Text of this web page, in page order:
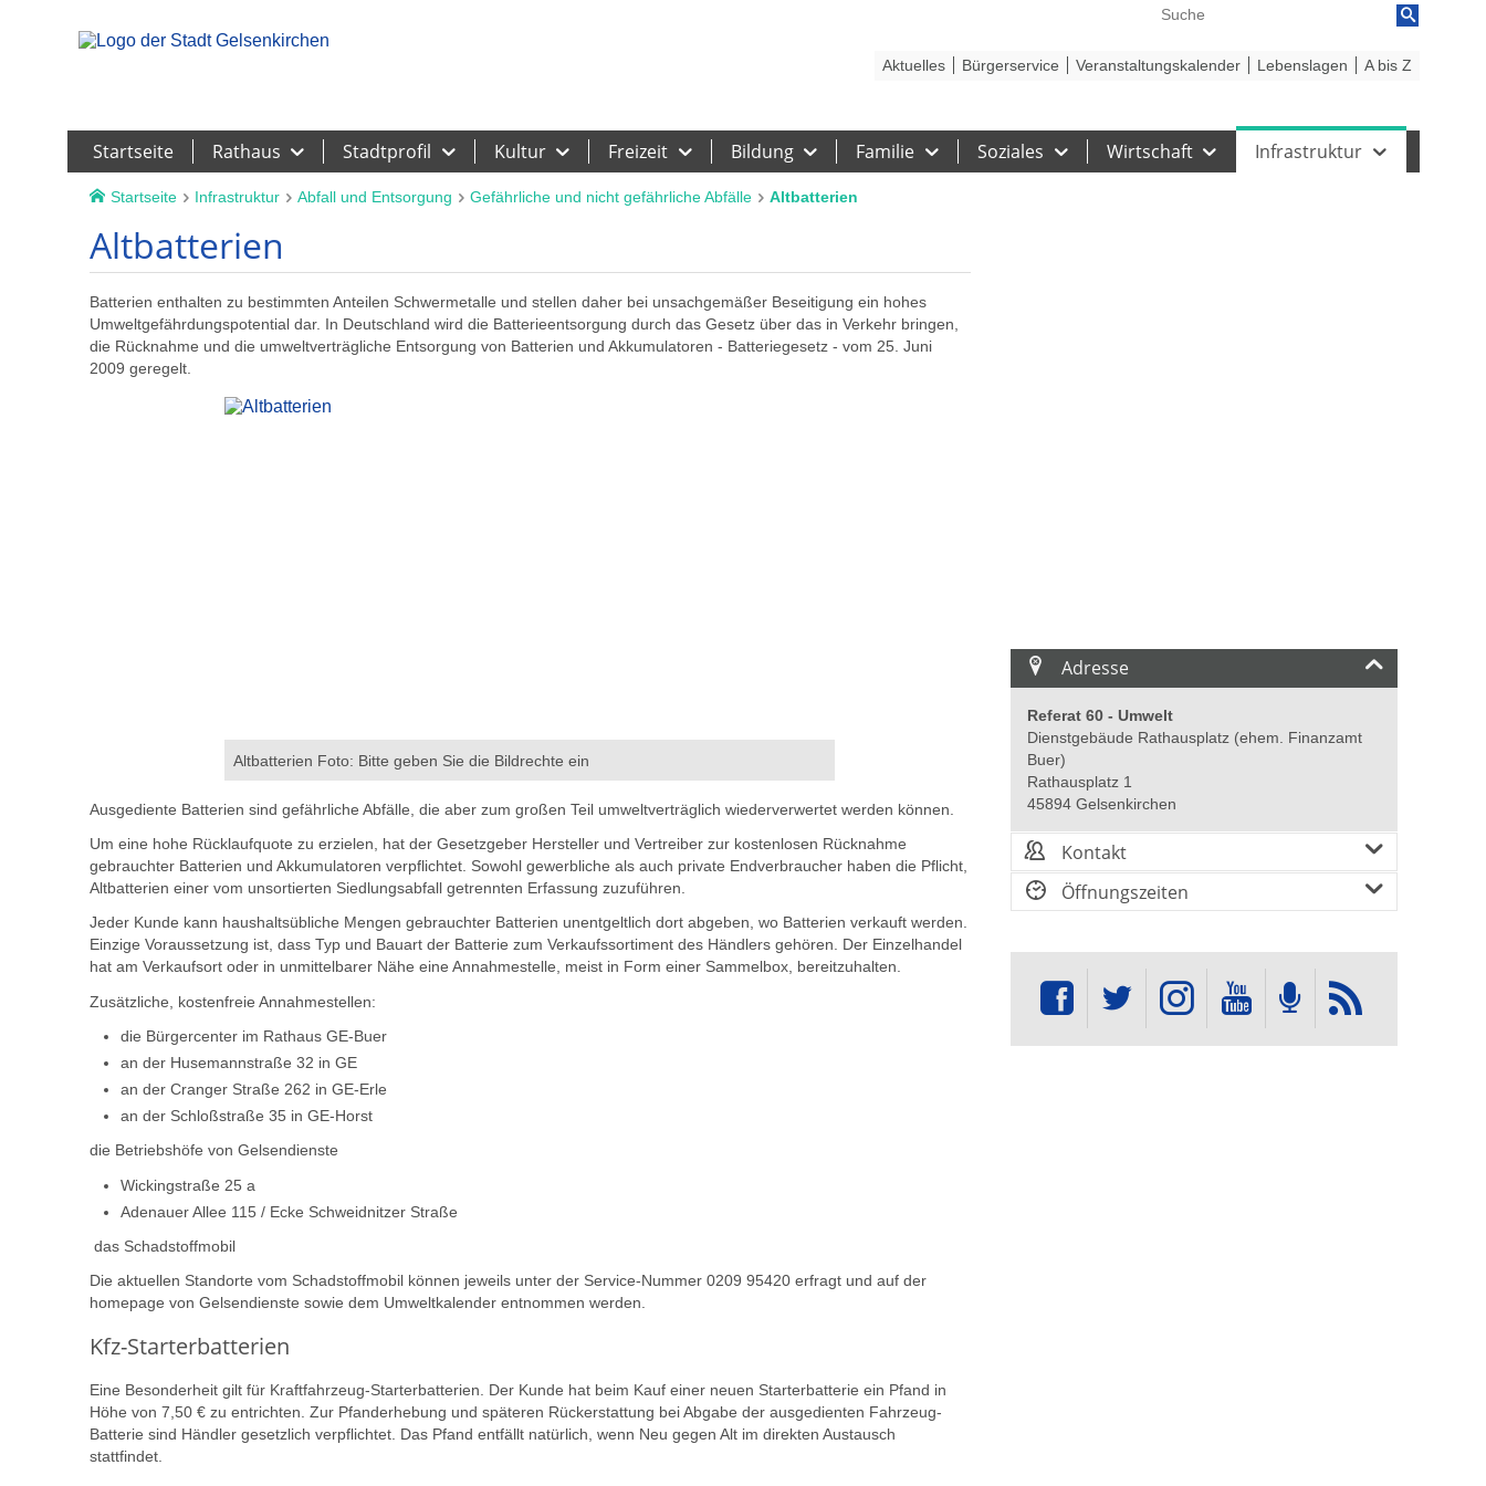
Startseite Rathaus Stadtprofil Kultur Freizeit Bildung Familie Soziales Wirtschaft Infrastruktur
Aktuelles Bürgerservice Veranstaltungskalender Lebenslagen A bis Z
Startseite Infrastruktur Abfall und Entsorgung Gefährliche und nicht gefährliche Abfälle Altbatterien
Altbatterien
Batterien enthalten zu bestimmten Anteilen Schwermetalle und stellen daher bei unsachgemäßer Beseitigung ein hohes
Umweltgefährdungspotential dar. In Deutschland wird die Batterieentsorgung durch das Gesetz über das in Verkehr bringen,
die Rücknahme und die umweltverträgliche Entsorgung von Batterien und Akkumulatoren - Batteriegesetz - vom 25. Juni
2009 geregelt.
Altbatterien Foto: Bitte geben Sie die Bildrechte ein
Ausgediente Batterien sind gefährliche Abfälle, die aber zum großen Teil umweltverträglich wiederverwertet werden können.
Um eine hohe Rücklaufquote zu erzielen, hat der Gesetzgeber Hersteller und Vertreiber zur kostenlosen Rücknahme
gebrauchter Batterien und Akkumulatoren verpflichtet. Sowohl gewerbliche als auch private Endverbraucher haben die Pflicht,
Altbatterien einer vom unsortierten Siedlungsabfall getrennten Erfassung zuzuführen.
Jeder Kunde kann haushaltsübliche Mengen gebrauchter Batterien unentgeltlich dort abgeben, wo Batterien verkauft werden.
Einzige Voraussetzung ist, dass Typ und Bauart der Batterie zum Verkaufssortiment des Händlers gehören. Der Einzelhandel
hat am Verkaufsort oder in unmittelbarer Nähe eine Annahmestelle, meist in Form einer Sammelbox, bereitzuhalten.
Zusätzliche, kostenfreie Annahmestellen:
die Bürgercenter im Rathaus GE-Buer
an der Husemannstraße 32 in GE
an der Cranger Straße 262 in GE-Erle
an der Schloßstraße 35 in GE-Horst
die Betriebshöfe von Gelsendienste
Wickingstraße 25 a
Adenauer Allee 115 / Ecke Schweidnitzer Straße
das Schadstoffmobil
Die aktuellen Standorte vom Schadstoffmobil können jeweils unter der Service-Nummer 0209 95420 erfragt und auf der
homepage von Gelsendienste sowie dem Umweltkalender entnommen werden.
Kfz-Starterbatterien
Eine Besonderheit gilt für Kraftfahrzeug-Starterbatterien. Der Kunde hat beim Kauf einer neuen Starterbatterie ein Pfand in
Höhe von 7,50 € zu entrichten. Zur Pfanderhebung und späteren Rückerstattung bei Abgabe der ausgedienten Fahrzeug-
Batterie sind Händler gesetzlich verpflichtet. Das Pfand entfällt natürlich, wenn Neu gegen Alt im direkten Austausch
stattfindet.
Adresse
Referat 60 - Umwelt
Dienstgebäude Rathausplatz (ehem. Finanzamt
Buer)
Rathausplatz 1
45894 Gelsenkirchen
Kontakt
Öffnungszeiten